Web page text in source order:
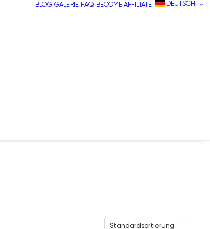
BLOG GALERIE FAQ BECOME AFFILIATE DEUTSCH
Standardsortierung